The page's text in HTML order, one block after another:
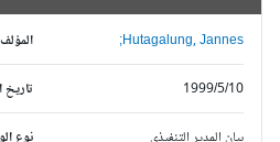
المؤلف Hutagalung, Jannes;
تاريخ 1999/5/10